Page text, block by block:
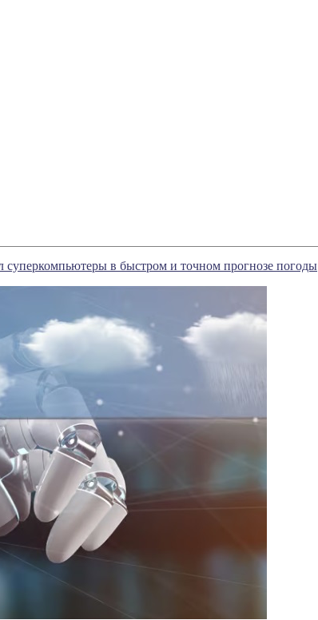
суперкомпьютеры в быстром и точном прогнозе погоды